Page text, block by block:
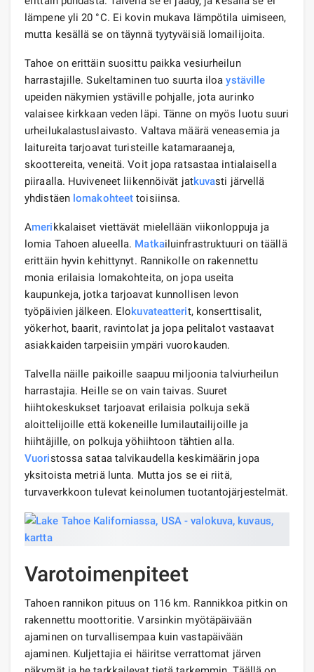
lämpene yli 20 °C. Ei kovin mukava lämpötila uimiseen,
mutta kesällä se on täynnä tyytyväisiä lomailijoita.
Tahoe on erittäin suosittu paikka vesiurheilun
harrastajille. Sukeltaminen tuo suurta iloaystäville
upeiden näkymien ystäville pohjalle, jota aurinko
valaisee kirkkaan veden läpi. Tänne on myös luotu suuri
urheilukalastuslaivasto. Valtava määrä veneasemia ja
laitureita tarjoavat turisteille katamaraaneja,
skoottereita, veneitä. Voit jopa ratsastaa intialaisella
piiraalla. Huviveneet liikennöivät jatkuvasti järvellä
yhdistäen lomakohteet toisiinsa.
Amerikkalaiset viettävät mielellään viikonloppuja ja
lomia Tahoen alueella. Matkailuinfrastruktuuri on täällä
erittäin hyvin kehittynyt. Rannikolle on rakennettu
monia erilaisia ​​lomakohteita, on jopa useita
kaupunkeja, jotka tarjoavat kunnollisen levon
työpäivien jälkeen. Elokuvateatterit, konserttisalit,
yökerhot, baarit, ravintolat ja jopa pelitalot vastaavat
asiakkaiden tarpeisiin ympäri vuorokauden.
Talvella näille paikoille saapuu miljoonia talviurheilun
harrastajia. Heille se on vain taivas. Suuret
hiihtokeskukset tarjoavat erilaisia ​​polkuja sekä
aloittelijoille että kokeneille lumilautailijoille ja
hiihtäjille, on polkuja yöhiihtoon tähtien alla.
Vuoristossa sataa talvikaudella keskimäärin jopa
yksitoista metriä lunta. Mutta jos se ei riitä,
turvaverkkoon tulevat keinolumen tuotantojärjestelmät.
Varotoimenpiteet
Tahoen rannikon pituus on 116 km. Rannikkoa pitkin on
rakennettu moottoritie. Varsinkin myötäpäivään
ajaminen on turvallisempaa kuin vastapäivään
ajaminen. Kuljettajia ei häiritse verrattomat järven